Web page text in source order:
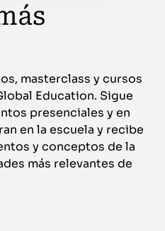
masterclass y cursos
Education. Sigue
presenciales y en
en la escuela y recibe
y conceptos de la
más relevantes de